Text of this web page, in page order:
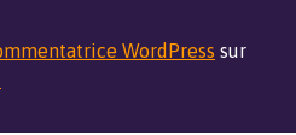
WordPress sur